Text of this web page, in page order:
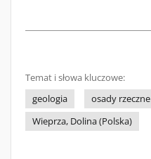
Temat i słowa kluczowe:
geologia
osady rzeczne
Wieprza, Dolina (Polska)